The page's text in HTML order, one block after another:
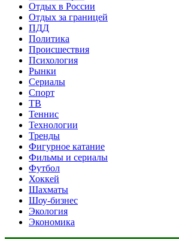
Отдых в России
Отдых за границей
ПДД
Политика
Происшествия
Психология
Рынки
Сериалы
Спорт
ТВ
Теннис
Технологии
Тренды
Фигурное катание
Фильмы и сериалы
Футбол
Хоккей
Шахматы
Шоу-бизнес
Экология
Экономика